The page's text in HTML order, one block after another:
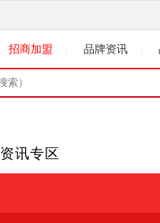
招商加盟 品牌资讯
资讯专区